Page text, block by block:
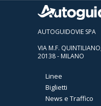
AUTOGUIDOVIE SPA
VIA M.F.
20138 - MILANO
Linee
Biglietti
News e Traffico